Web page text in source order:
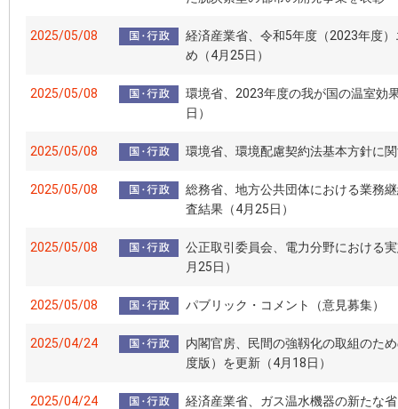
2025/05/08
経済産業省、令和5年度（2023年度
め（4月25日）
2025/05/08
環境省、2023年度の我が国の温室効
日）
2025/05/08 環境省、環境配慮契約法基本方針に
2025/05/08
総務省、地方公共団体における業務
査結果（4月25日）
2025/05/08
公正取引委員会、電力分野における
月25日）
2025/05/08 パブリック・コメント（意見募集）
2025/04/24
内閣官房、民間の強靱化の取組のた
度版）を更新（4月18日）
2025/04/24
経済産業省、ガス温水機器の新たな